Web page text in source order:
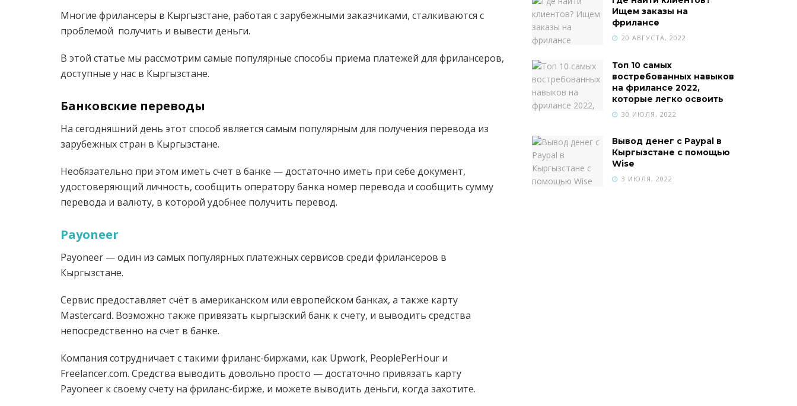
Многие фрилансеры в Кыргызстане, работая с зарубежными заказчиками, сталкиваются с
проблемой получить и вывести деньги.
В этой статье мы рассмотрим самые популярные способы приема платежей для фрилансеров,
доступные у нас в Кыргызстане.
Банковские переводы
На сегодняшний день этот способ является самым популярным для получения перевода из
зарубежных стран в Кыргызстане.
Необязательно при этом иметь счет в банке — достаточно иметь при себе документ,
удостоверяющий личность, сообщить оператору банка номер перевода и cообщить сумму
перевода и валюту, в которой удобнее получить перевод.
Payoneer
Payoneer — один из самых популярных платежных сервисов среди фрилансеров в
Кыргызстане.
Сервис предоставляет счёт в американском или европейском банках, а также карту
Mastercard. Возможно также привязать кыргызский банк к счету, и выводить средства
непосредственно на счет в банке.
Компания сотрудничает с такими фриланс-биржами, как Upwork, PeoplePerHour и
Freelancer.com. Средства выводить довольно просто — достаточно привязать карту
Payoneer к своему счету на фриланс-бирже, и можете выводить деньги, когда захотите.
Ищем заказы на
фрилансе
20 АВГУСТА, 2022
Топ 10 самых
востребованных навыков
на фрилансе 2022,
которые легко освоить
30 ИЮЛЯ, 2022
Вывод денег с Paypal в
Кыргызстане с помощью
Wise
3 ИЮЛЯ, 2022